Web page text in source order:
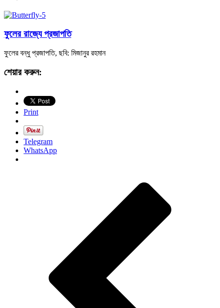
ফুলের রাজ্যে প্রজাপতি
ফুলের বন্ধু প্রজাপতি, ছবি: মিজানুর রহমান
শেয়ার করুন:
Print
Telegram
WhatsApp